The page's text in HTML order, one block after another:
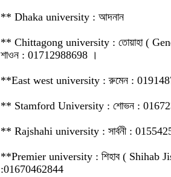
** Dhaka university : আদনান
** Chittagong university : তোয়াহা (
শাওন : 01712988698 ।
**East west university : রুমেন :
** Stamford University : শোভন :
** Rajshahi university : সার্বনী :
**Premier university : শিহাব ( Shihab
:01670462844